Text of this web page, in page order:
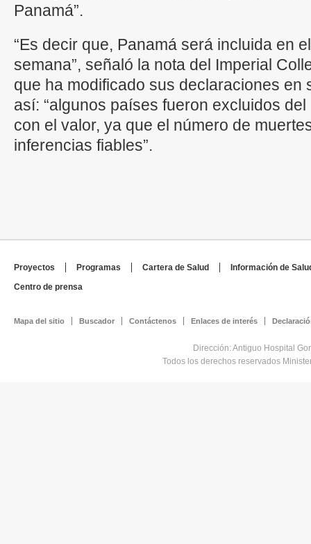
Panamá”.
“Es decir que, Panamá será incluida en
semana”, señaló la nota del Imperial
que ha modificado sus declaraciones en
así: “algunos países fueron excluidos
con el valor, ya que el número de
inferencias fiables”.
Proyectos Programas Cartera de Salud
Información de
Centro de prensa
Mapa del sitio Buscador Contáctenos Enlaces de interés
Dirección: Antiguo Hospital
Todos los derechos reservados